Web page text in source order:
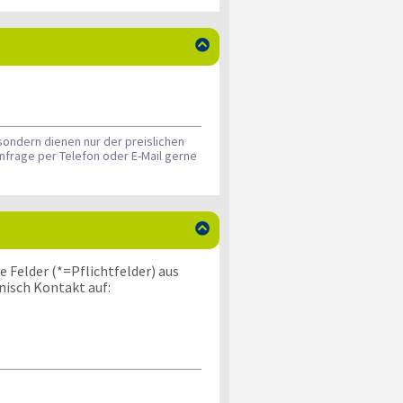

dienen nur der preislichen
per Telefon oder E-Mail gerne

Felder (*=Pflichtfelder) aus
Kontakt auf: